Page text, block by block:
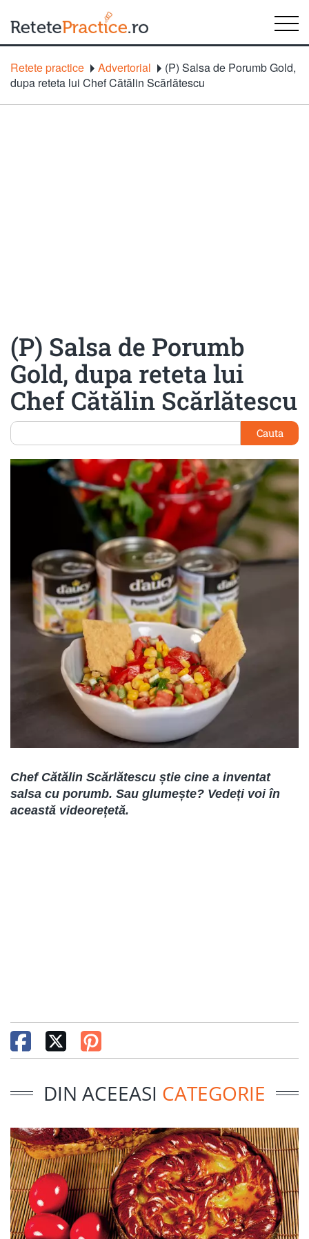
Retete practice Advertorial
(P) Salsa de Porumb Gold,
dupa reteta lui Chef Cătălin Scărlătescu
(P) Salsa de Porumb
Gold, dupa reteta lui
Chef Cătălin Scărlătescu
Cauta
Chef Cătălin Scărlătescu știe cine a inventat
salsa cu porumb. Sau glumește? Vedeți voi în
această videorețetă.
DIN ACEEASI CATEGORIE